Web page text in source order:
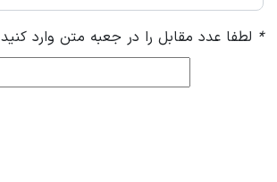
* لطفا عدد مقابل را در جعبه متن وارد کنید